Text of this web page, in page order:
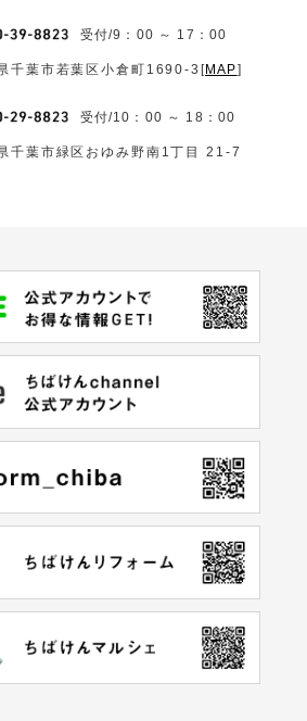
受付/9：00 ～ 17：00
千葉市若葉区小倉町1690‐3 [MAP]
受付/10：00 ～ 18：00
千葉市緑区おゆみ野南1丁目 21-7